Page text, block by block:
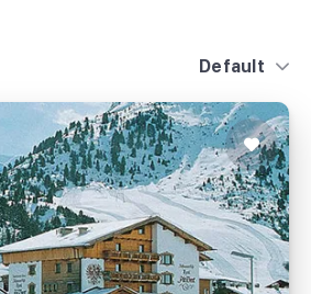
Default
Familienhotel Vent